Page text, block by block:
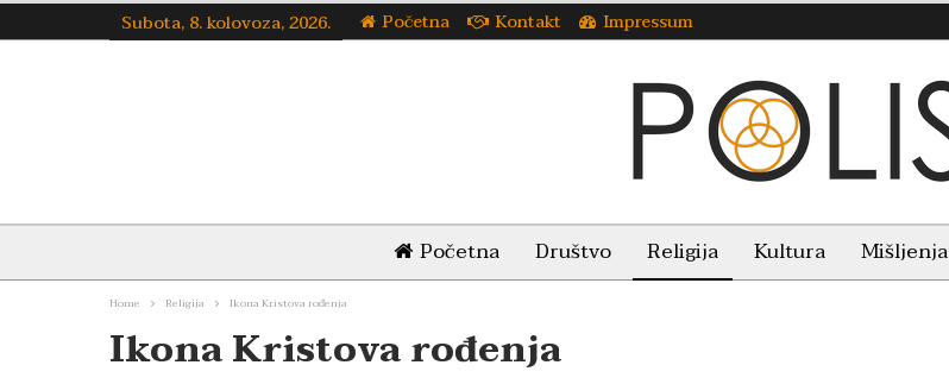
Subota, 8. kolovoza, 2026. Početna Kontakt Impressum
Početna Društvo Religija Kultura Mišljenja
Home Religija Ikona Kristova rođenja
Ikona Kristova rođenja